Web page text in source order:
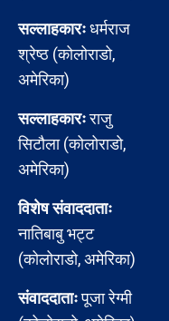
सल्लाहकारःधर्मराज
श्रेष्ठ (कोलोराडो,
अमेरिका)
सल्लाहकारःराजु
सिटौला (कोलोराडो,
अमेरिका)
विशेष संवाददाताः
नातिबाबु भट्ट
(कोलोराडो, अमेरिका)
संवाददाताःपूजा रेग्मी